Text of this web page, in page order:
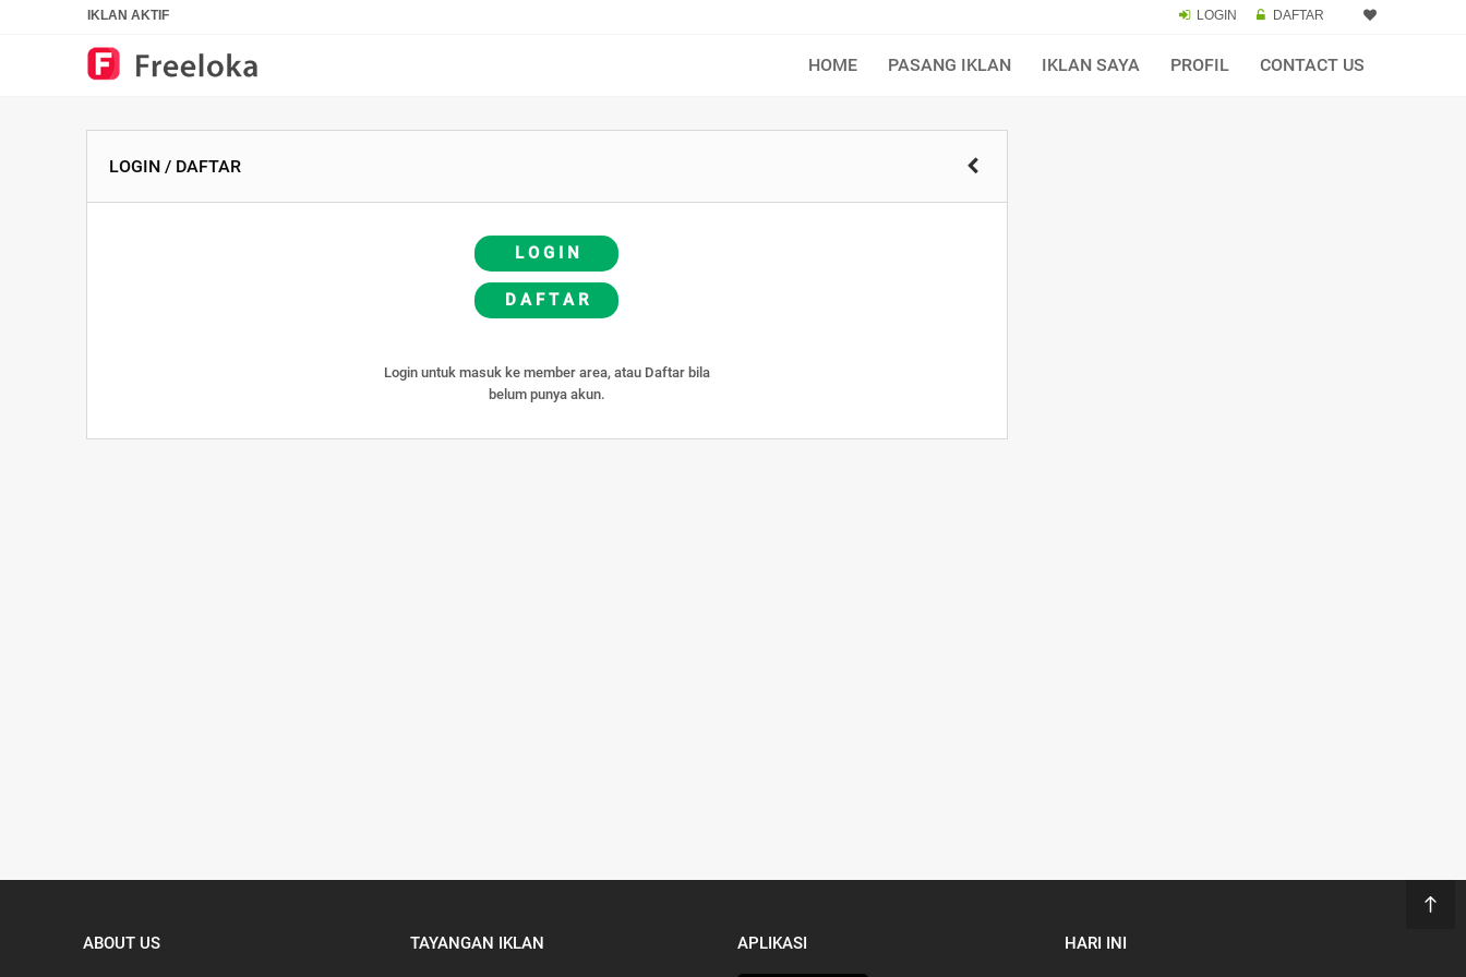
IKLAN AKTIF LOGIN DAFTAR
HOME PASANG IKLAN IKLAN SAYA PROFIL CONTACT US
LOGIN / DAFTAR
L O G I N
D A F T A R
Login untuk masuk ke member area, atau Daftar bila
belum punya akun.
ABOUT US TAYANGAN IKLAN APLIKASI HARI INI